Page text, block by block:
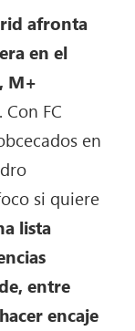
afronta
en el
M+
. Con FC
en
si quiere
lista
entre
encaje